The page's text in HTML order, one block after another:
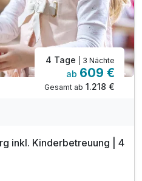
4 Tage | 3 Nächte
ab 609 €
Gesamt ab 1.218 €
inkl. Kinderbetreuung | 4